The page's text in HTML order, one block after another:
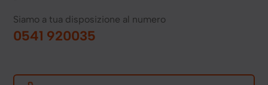
Siamo a tua disposizione al numero
0541 920035